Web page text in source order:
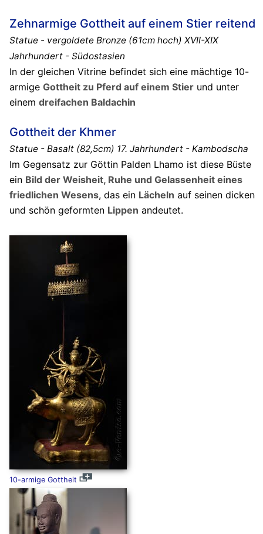
Zehnarmige Gottheit auf einem Stier reitend
Statue - vergoldete Bronze (61cm hoch) XVII-XIX
Jahrhundert - Südostasien
In der gleichen Vitrine befindet sich eine mächtige 10-
armige Gottheit zu Pferd auf einem Stierund unter
einem dreifachen Baldachin
Gottheit der Khmer
Statue - Basalt (82,5cm) 17. Jahrhundert - Kambodscha
Im Gegensatz zur Göttin Palden Lhamo ist diese Büste
ein Bild der Weisheit, Ruhe und Gelassenheit eines
friedlichen Wesens, das ein Lächeln auf seinen dicken
und schön geformten Lippen andeutet.
10-armige Gottheit